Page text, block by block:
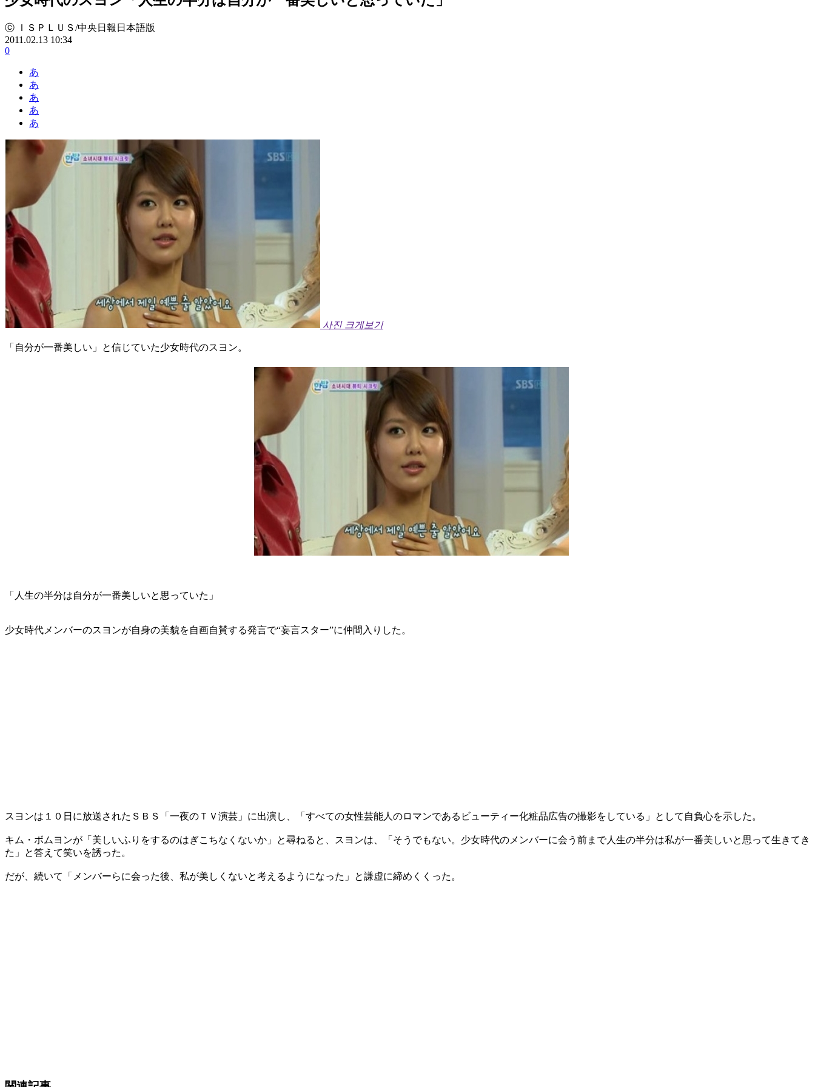
ⓒ ＩＳＰＬＵＳ/中央日報日本語版
2011.02.13 10:34
0
あ
あ
あ
あ
あ
사진 크게보기
「自分が一番美しい」と信じていた少女時代のスヨン。
「人生の半分は自分が一番美しいと思っていた」
少女時代メンバーのスヨンが自身の美貌を自画自賛する発言で“妄言スター”に仲間入りした。
スヨンは１０日に放送されたＳＢＳ「一夜のＴＶ演芸」に出演し、「すべての女性芸能人のロマンであるビューティー化粧品広告の撮影をしている」として自負心を示した。
キム・ボムヨンが「美しいふりをするのはぎこちなくないか」と尋ねると、スヨンは、「そうでもない。少女時代のメンバーに会う前まで人生の半分は私が一番美しいと思って生きてき
た」と答えて笑いを誘った。
だが、続いて「メンバーらに会った後、私が美しくないと考えるようになった」と謙虚に締めくくった。